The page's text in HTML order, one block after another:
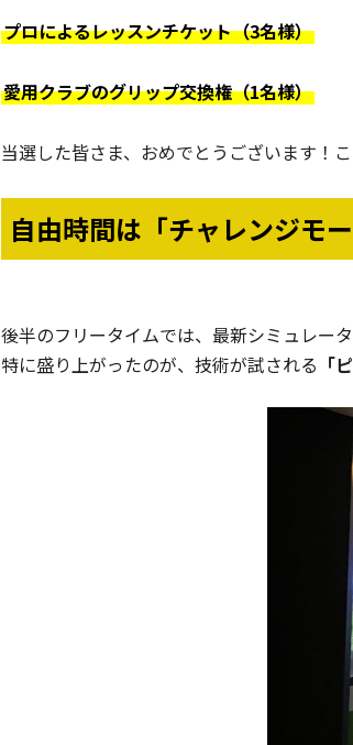
プロによるレッスンチケット（3名様）
愛用クラブのグリップ交換権（1名様）
当選した皆さま、おめでとうございます！
自由時間は「チャレンジモ
後半のフリータイムでは、最新シミュレー
特に盛り上がったのが、技術が試される 「